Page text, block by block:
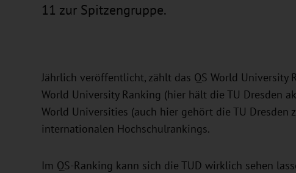
11 zur Spitzengruppe.
Jährlich veröffentlicht, zählt das QS World University
World University Ranking (hier hält die TU Dresden
World Universities (auch hier gehört die TU Dresden
internationalen Hochschulrankings.
Im QS-Ranking kann sich die TUD wirklich sehen